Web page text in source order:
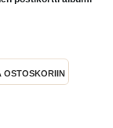
OSTOSKORIIN